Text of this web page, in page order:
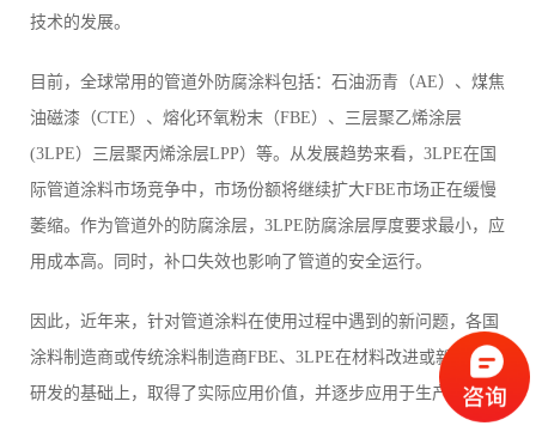
技术的发展。
目前，全球常用的管道外防腐涂料包括：石油沥青（AE）、煤焦
油磁漆（CTE）、熔化环氧粉末（FBE）、三层聚乙烯涂层
(3LPE）三层聚丙烯涂层LPP）等。从发展趋势来看，3LPE在国
际管道涂料市场竞争中，市场份额将继续扩大FBE市场正在缓慢
萎缩。作为管道外的防腐涂层，3LPE防腐涂层厚度要求最小，应
用成本高。同时，补口失效也影响了管道的安全运行。
因此，近年来，针对管道涂料在使用过程中遇到的新问题，各国
涂料制造商或传统涂料制造商FBE、3LPE在材料改进或新型涂料
研发的基础上，取得了实际应用价值，并逐步应用于生产。